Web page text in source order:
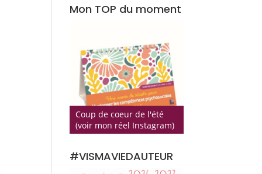
Mon TOP du moment
Coup de coeur de l'été
(voir mon réel Instagram)
#VISMAVIEDAUTEUR